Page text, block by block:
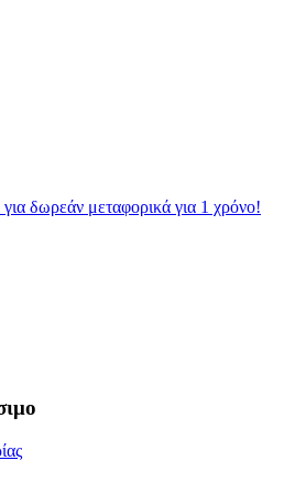
δωρεάν μεταφορικά για 1 χρόνο!